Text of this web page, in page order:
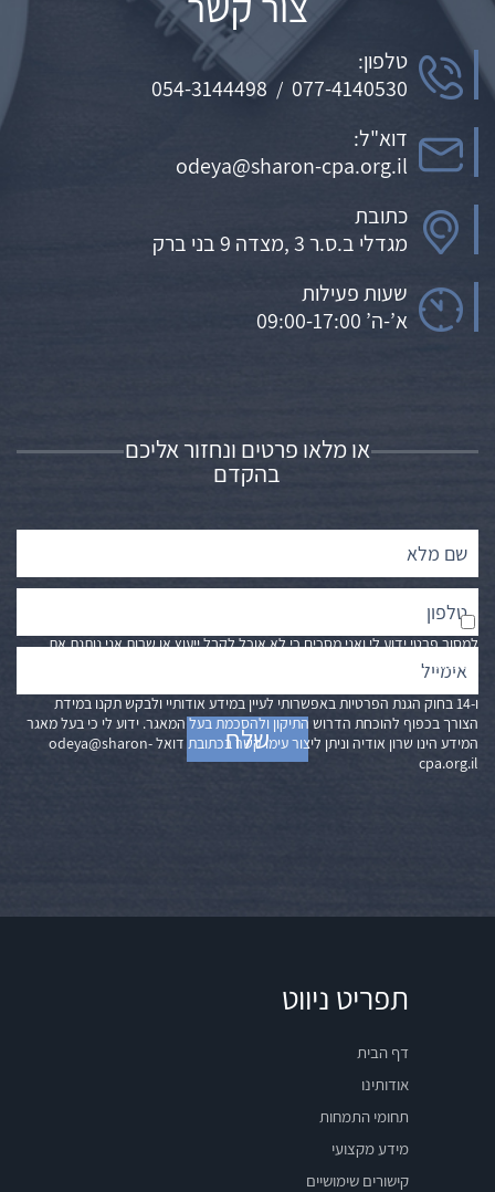
טלפון:
077-4140530
/
054-3144498
דוא"ל:
odeya@sharon-cpa.org.il
כתובת
מגדלי ב.ס.ר 3 ,מצדה 9 בני ברק
שעות פעילות
א’-ה’ 09:00-17:00
או מלאו פרטים ונחזור אליכם
בהקדם
ידוע לי כי לא חלה עלי כל חובה חוקית למסור מידע אודותי, במידה ולא אסכים
למסור פרטי ידוע לי ואני מסכים כי לא אוכל לקבל ייעוץ או שרות אני נותנת את
הסכמתי לשימוש במידע אודותיי למטרת ייעוץ וקבלת שרות וכי מידע אודותיי יימסר
ו-14 בחוק הגנת הפרטיות באפשרותי לעיין במידע אודותיי ולבקש תקנו במידת
הצורך בכפוף להוכחת הדרוש התיקון ולהסכמת בעל המאגר. ידוע לי כי בעל מאגר
המידע הינו שרון אודיה וניתן ליצור עימו קשר בכתובת דואלodeya@sharon-
cpa.org.il
תפריט ניווט
דף הבית
אודותינו
תחומי התמחות
מידע מקצועי
קישורים שימושיים